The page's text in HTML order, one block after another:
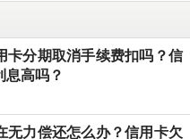
卡分期取消手续费扣吗？信
息高吗？
无力偿还怎么办？信用卡欠